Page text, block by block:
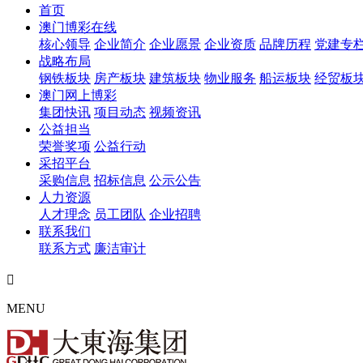
首页
澳门博彩在线
核心领导 企业简介 企业愿景 企业资质 品牌历程 党建专
战略布局
钢铁板块 房产板块 建筑板块 物业服务 船运板块 经贸板
澳门网上博彩
集团快讯 项目动态 视频资讯
公益担当
荣誉奖项 公益行动
采招平台
采购信息 招标信息 公示公告
人力资源
人才理念 员工团队 企业招聘
联系我们
联系方式 廉洁审计

MENU